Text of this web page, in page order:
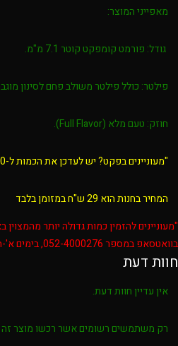
מאפייני המוצר:
גודל: פורמט קומפקט קוטר 7.1 מ"מ.
פילטר: כולל פילטר משולב פחם לסינון
חוזק: טעם מלא (Full Flavor).
"מעוניינים בפקט? יש לעדכן את הכמות ל-10 חפיסות."
המחיר בחנות הוא 29 ש"ח במזומן בלבד
"מעוניינים להזמין כמות גדולה יותר
בוואטסאפ במספר 052-4000276, בימים א'-ה' בין השעות 08:00-20:00."
חוות דעת
אין עדיין חוות דעת.
רק משתמשים רשומים אשר רכשו מוצר זה